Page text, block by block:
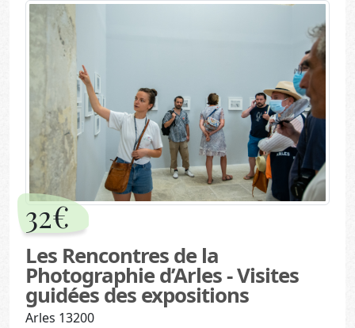
32€
Les Rencontres de la
Photographie d’Arles - Visites
guidées des expositions
Arles 13200